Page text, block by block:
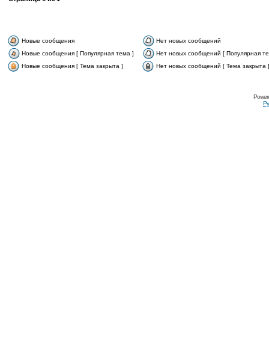
Новые сообщения
Нет новых сообщений
Новые сообщения [ Популярная тема ]
Нет новых сообщений [ Популярная
Новые сообщения [ Тема закрыта ]
Нет новых сообщений [ Тема закрыта ]